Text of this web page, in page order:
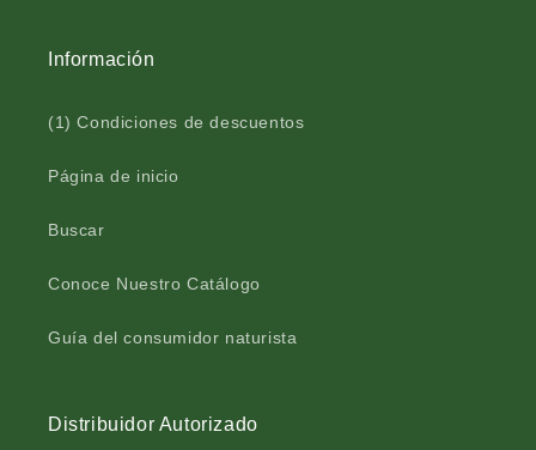
Información
(1) Condiciones de descuentos
Página de inicio
Buscar
Conoce Nuestro Catálogo
Guía del consumidor naturista
Distribuidor Autorizado